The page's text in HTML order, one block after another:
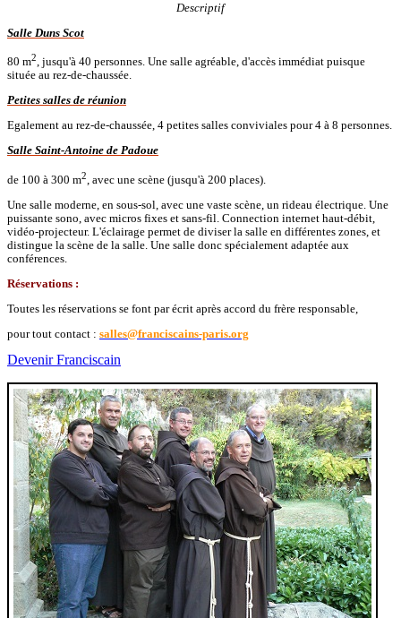
Descriptif
Salle Duns Scot
80 m2, jusqu'à 40 personnes. Une salle agréable, d'accès immédiat puisque
située au rez-de-chaussée.
Petites salles de réunion
Egalement au rez-de-chaussée, 4 petites salles conviviales pour 4 à 8 personnes.
Salle Saint-Antoine de Padoue
de 100 à 300 m2 , avec une scène (jusqu'à 200 places).
Une salle moderne, en sous-sol, avec une vaste scène, un rideau électrique. Une
puissante sono, avec micros fixes et sans-fil. Connection internet haut-débit,
vidéo-projecteur. L'éclairage permet de diviser la salle en différentes zones, et
distingue la scène de la salle. Une salle donc spécialement adaptée aux
conférences.
Réservations :
Toutes les réservations se font par écrit après accord du frère responsable,
pour tout contact : salles@franciscains-paris.org
Devenir Franciscain